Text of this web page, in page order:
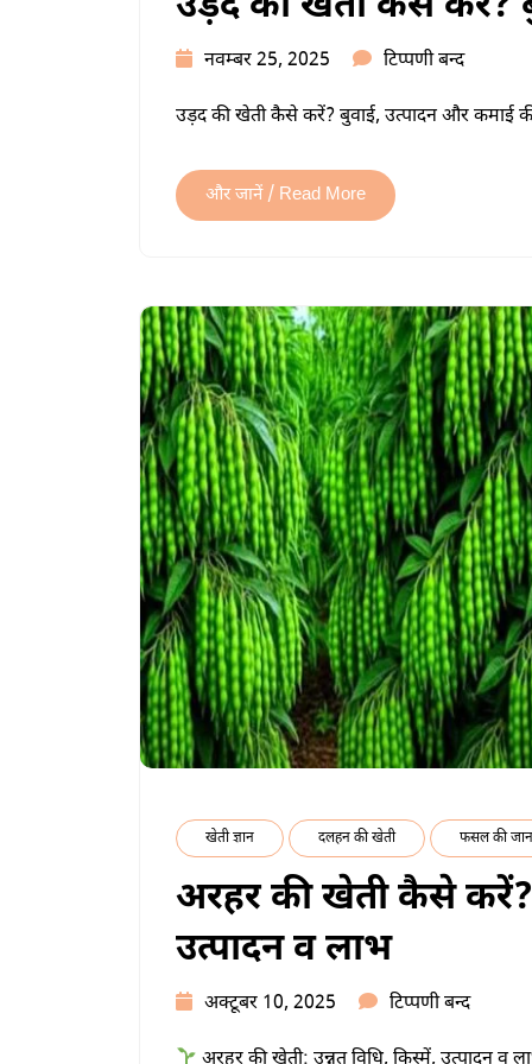
नवम्बर 25, 2025 टिप्पणी बन्दउड़द
खेती
कमाई
में
उड़द की खेती कैसे करें? बुवाई, उत्पादन और कमाई
और जानें / Read More
खेती ज्ञान दलहन की खेती फसल की
अरहर की खेती कैसे करें?
उत्पादन व लाभ
अक्टूबर 10, 2025 टिप्पणी बन्दअरहर